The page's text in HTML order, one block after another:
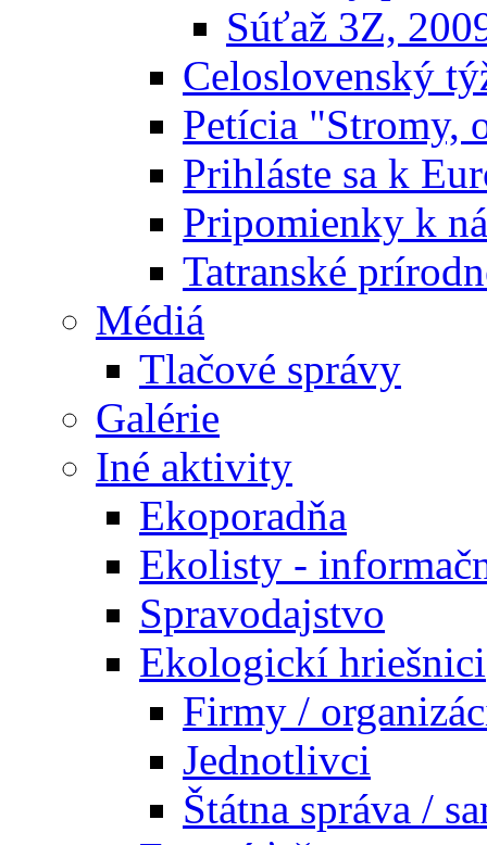
Súťaž 3Z,
Celoslovenský
Petícia "Stromy,
Prihláste sa k
Pripomienky k
Tatranské
Médiá
Tlačové správy
Galérie
Iné aktivity
Ekoporadňa
Ekolisty -
Spravodajstvo
Ekologickí hriešnici
Firmy /
Jednotlivci
Štátna správa /